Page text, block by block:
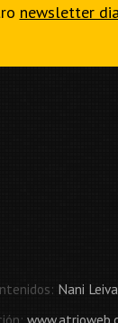
newsletter
Nani Leiva